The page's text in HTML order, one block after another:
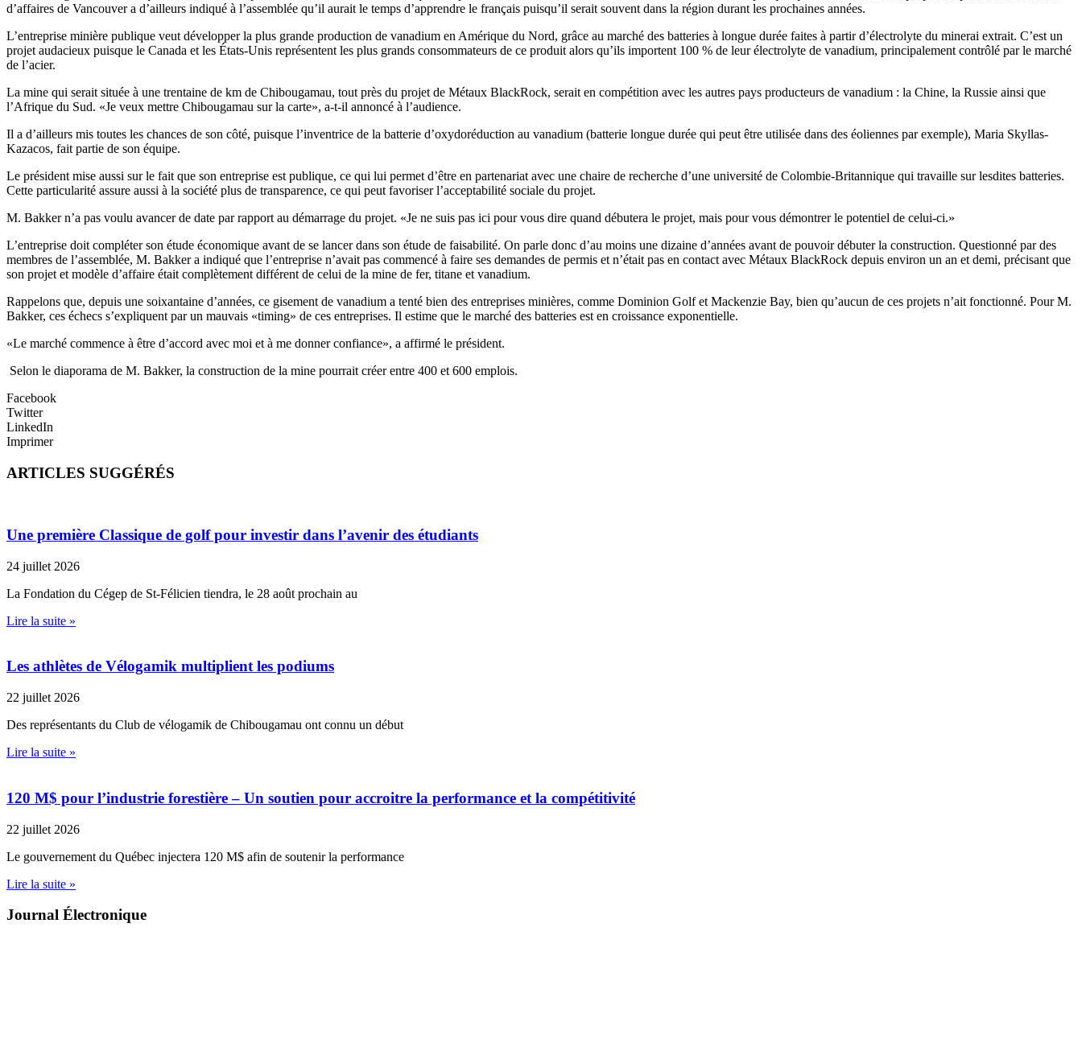
d’affaires de Vancouver a d’ailleurs indiqué à l’assemblée qu’il aurait le temps d’apprendre le français puisqu’il serait souvent dans la région durant les prochaines années.
L’entreprise minière publique veut développer la plus grande production de vanadium en Amérique du Nord, grâce au marché des batteries à longue durée faites à partir d’électrolyte du minerai extrait. C’est un
projet audacieux puisque le Canada et les États-Unis représentent les plus grands consommateurs de ce produit alors qu’ils importent 100 % de leur électrolyte de vanadium, principalement contrôlé par le marché
de l’acier.
La mine qui serait située à une trentaine de km de Chibougamau, tout près du projet de Métaux BlackRock, serait en compétition avec les autres pays producteurs de vanadium : la Chine, la Russie ainsi que
l’Afrique du Sud. «Je veux mettre Chibougamau sur la carte», a-t-il annoncé à l’audience.
Il a d’ailleurs mis toutes les chances de son côté, puisque l’inventrice de la batterie d’oxydoréduction au vanadium (batterie longue durée qui peut être utilisée dans des éoliennes par exemple), Maria Skyllas-
Kazacos, fait partie de son équipe.
Le président mise aussi sur le fait que son entreprise est publique, ce qui lui permet d’être en partenariat avec une chaire de recherche d’une université de Colombie-Britannique qui travaille sur lesdites batteries.
Cette particularité assure aussi à la société plus de transparence, ce qui peut favoriser l’acceptabilité sociale du projet.
M. Bakker n’a pas voulu avancer de date par rapport au démarrage du projet. «Je ne suis pas ici pour vous dire quand débutera le projet, mais pour vous démontrer le potentiel de celui-ci.»
L’entreprise doit compléter son étude économique avant de se lancer dans son étude de faisabilité. On parle donc d’au moins une dizaine d’années avant de pouvoir débuter la construction. Questionné par des
membres de l’assemblée, M. Bakker a indiqué que l’entreprise n’avait pas commencé à faire ses demandes de permis et n’était pas en contact avec Métaux BlackRock depuis environ un an et demi, précisant que
son projet et modèle d’affaire était complètement différent de celui de la mine de fer, titane et vanadium.
Rappelons que, depuis une soixantaine d’années, ce gisement de vanadium a tenté bien des entreprises minières, comme Dominion Golf et Mackenzie Bay, bien qu’aucun de ces projets n’ait fonctionné. Pour M.
Bakker, ces échecs s’expliquent par un mauvais «timing» de ces entreprises. Il estime que le marché des batteries est en croissance exponentielle.
«Le marché commence à être d’accord avec moi et à me donner confiance», a affirmé le président.
Selon le diaporama de M. Bakker, la construction de la mine pourrait créer entre 400 et 600 emplois.
Facebook
Twitter
LinkedIn
Imprimer
ARTICLES SUGGÉRÉS
Une première Classique de golf pour investir dans l’avenir des étudiants
24 juillet 2026
La Fondation du Cégep de St-Félicien tiendra, le 28 août prochain au
Lire la suite »
Les athlètes de Vélogamik multiplient les podiums
22 juillet 2026
Des représentants du Club de vélogamik de Chibougamau ont connu un début
Lire la suite »
120 M$ pour l’industrie forestière – Un soutien pour accroitre la performance et la compétitivité
22 juillet 2026
Le gouvernement du Québec injectera 120 M$ afin de soutenir la performance
Lire la suite »
Journal Électronique